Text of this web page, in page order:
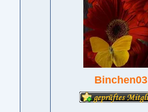
Binchen03